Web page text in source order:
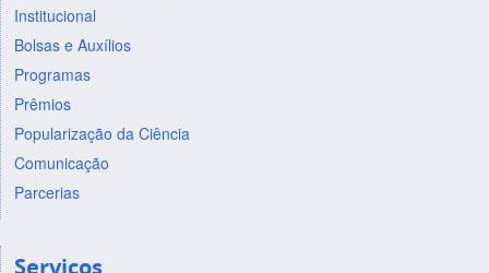
Institucional
Bolsas e Auxílios
Programas
Prêmios
Popularização da Ciência
Comunicação
Parcerias
Serviços